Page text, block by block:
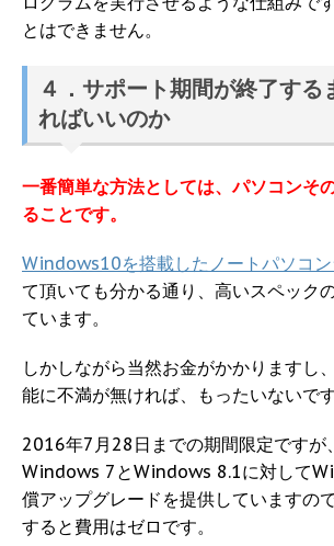
とはできません。
４．サポート期間が終了する
ればいいのか
一番簡単な方法としては、パソコンそ
ることです。
Windows10を搭載したノートパソコ
て頂いても分かる通り、高いスペック
ています。
しかしながら当然お金がかかりますし
能に不満が無ければ、もったいないです
2016年7月28日までの期間限定です
Windows 7とWindows 8.1に対して
償アップグレードを提供していますの
すると費用はゼロです。